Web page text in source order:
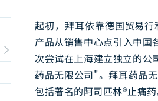
起初，拜耳依靠德国贸易
产品从销售中心点引入中
次尝试在上海建立独立的
药品无限公司"。拜耳药品
包括著名的阿司匹林®止痛药